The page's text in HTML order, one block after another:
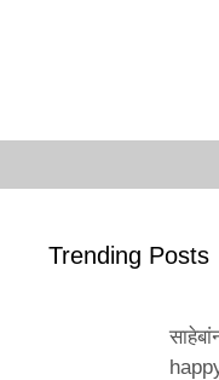
Trending Posts